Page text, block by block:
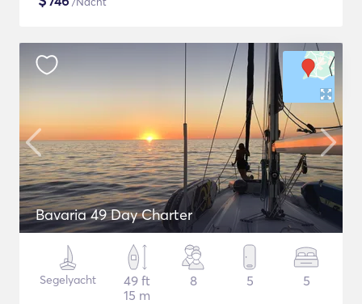
Bavaria 49 Day Charter
Segelyacht
49 ft
15 m
8 5 5